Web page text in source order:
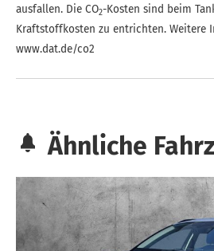
ausfallen. Die CO2-Kosten sind beim
Kraftstoffkosten zu entrichten. Weitere
www.dat.de/co2
Ähnliche